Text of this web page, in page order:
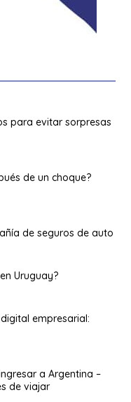
para evitar sorpresas
de un choque?
de seguros de auto
Uruguay?
empresarial:
a Argentina –
de viajar